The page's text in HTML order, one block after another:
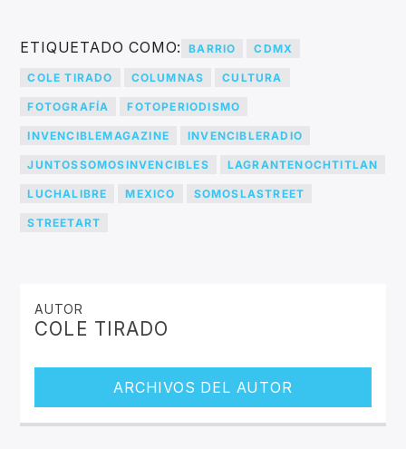
ETIQUETADO COMO: BARRIO CDMX
COLE TIRADO COLUMNAS CULTURA
FOTOGRAFÍA FOTOPERIODISMO
INVENCIBLEMAGAZINE INVENCIBLERADIO
JUNTOSSOMOSINVENCIBLES LAGRANTENOCHTITLAN
LUCHALIBRE MEXICO SOMOSLASTREET
STREETART
AUTOR
COLE TIRADO
ARCHIVOS DEL AUTOR